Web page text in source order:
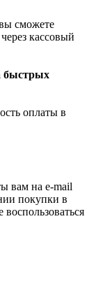
сможете
кассовый
быстрых
оплаты в
вам на e-mail
покупки в